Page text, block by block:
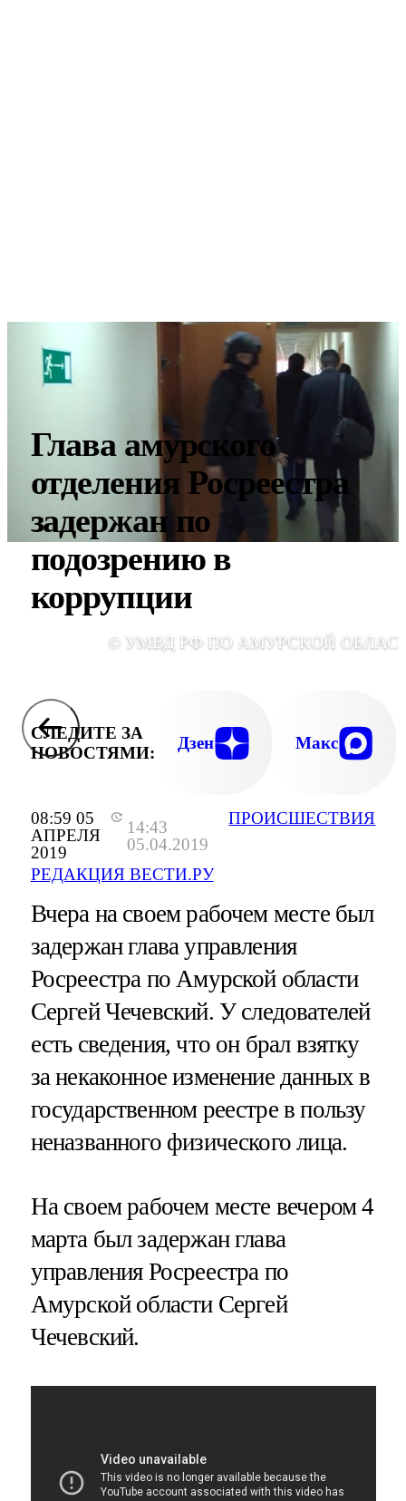
08:59 05
АПРЕЛЯ
2019
14:43
05.04.2019
РЕДАКЦИЯ ВЕСТИ.РУ
ПРОИСШЕСТВИЯ
Глава амурского
отделения Росреестра
задержан по
подозрению в
коррупции
© УМВД РФ ПО АМУРСКОЙ
СЛЕДИТЕ ЗА
НОВОСТЯМИ:
Дзен Макс
Вчера на своем рабочем месте был
задержан глава управления
Росреестра по Амурской области
Сергей Чечевский. У следователей
есть сведения, что он брал взятку
за некаконное изменение данных в
государственном реестре в пользу
неназванного физического лица.
На своем рабочем месте вечером 4
марта был задержан глава
управления Росреестра по
Амурской области Сергей
Чечевский.